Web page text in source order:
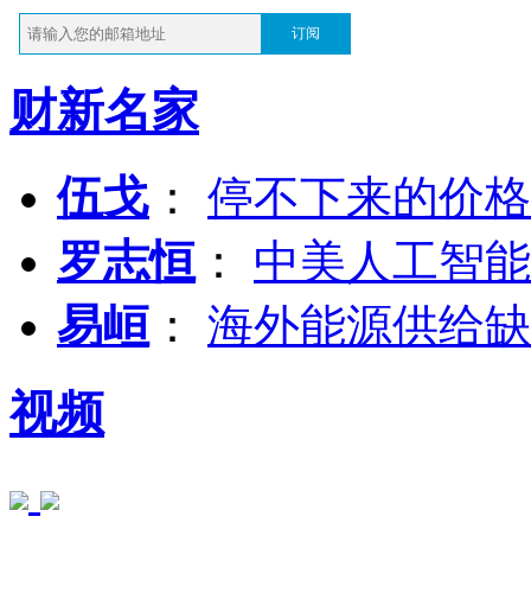
订阅
财新名家
伍戈 ： 停不下来的价
罗志恒 ： 中美人工智
易峘 ： 海外能源供给
视频